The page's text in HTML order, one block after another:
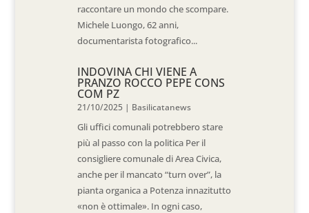
raccontare un mondo che scompare.
Michele Luongo, 62 anni,
documentarista fotografico...
INDOVINA CHI VIENE A
PRANZO ROCCO PEPE CONS
COM PZ
21/10/2025 | Basilicatanews
Gli uffici comunali potrebbero stare
più al passo con la politica Per il
consigliere comunale di Area Civica,
anche per il mancato “turn over”, la
pianta organica a Potenza innazitutto
«non è ottimale». In ogni caso,